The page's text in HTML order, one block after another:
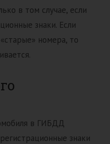
в том случае, если
знаки. Если
номера, то
в ГИБДД
знаки